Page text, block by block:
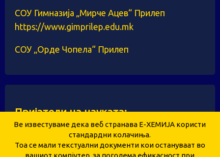
СОУ Гимназија „Мирче Ацев“ Прилеп
https://www.gimprilep.edu.mk
СОУ „Орде Чопела“ Прилеп
Пријатели на науката:
Ве известуваме дека веб странава Е-ХЕМИЈА користи
стандардни колачиња.
Тоа се мали текстуални документи кои остануваат во
вашиот компјутер, за поголема ефикасност при